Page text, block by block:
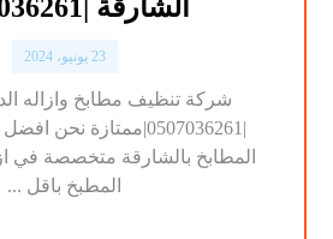
الشارقة |0507036261
23 يونيو، 2024
شركة تنظيف مطابخ وازاله
|0507036261|ممتازة
المطابخ بالشارقة متخصصة في
المطبخ باقل ...